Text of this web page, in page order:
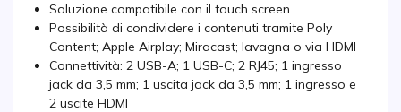
Soluzione compatibile con il touch screen
Possibilità di condividere i contenuti tramite Poly
Content; Apple Airplay; Miracast; lavagna o via HDMI
Connettività: 2 USB-A; 1 USB-C; 2 RJ45; 1 ingresso
jack da 3,5 mm; 1 uscita jack da 3,5 mm; 1 ingresso e
2 uscite HDMI